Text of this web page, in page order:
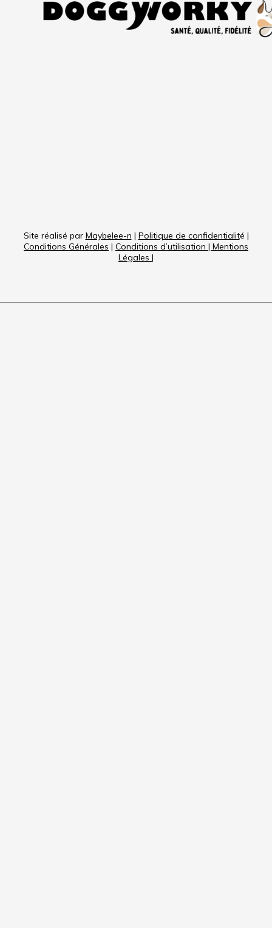
Site réalisé par Maybelee-n | Politique de confidentialité |
Conditions Générales | Conditions d’utilisation | Mentions
Légales |